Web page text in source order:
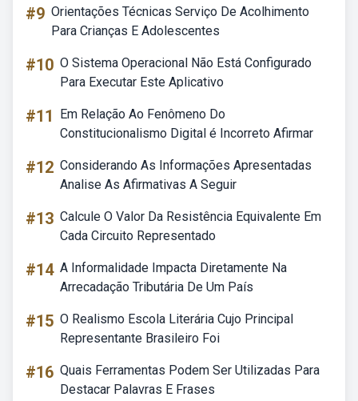
#9 Orientações Técnicas Serviço De Acolhimento
Para Crianças E Adolescentes
#10 O Sistema Operacional Não Está Configurado
Para Executar Este Aplicativo
#11
Em Relação Ao Fenômeno Do
Constitucionalismo Digital é Incorreto Afirmar
#12 Considerando As Informações Apresentadas
Analise As Afirmativas A Seguir
#13 Calcule O Valor Da Resistência Equivalente Em
Cada Circuito Representado
#14 A Informalidade Impacta Diretamente Na
Arrecadação Tributária De Um País
#15 O Realismo Escola Literária Cujo Principal
Representante Brasileiro Foi
#16 Quais Ferramentas Podem Ser Utilizadas Para
Destacar Palavras E Frases